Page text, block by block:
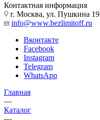
Контактная информация
г. Москва, ул. Пушкина 19
info@www.bezlimitoff.ru
Вконтакте
Facebook
Instagram
Telegram
WhatsApp
Главная
—
Каталог